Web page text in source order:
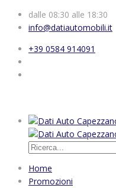
dalle 08:30 alle 18:30
info@datiautomobili.it
+39 0584 914091
Home
Promozioni